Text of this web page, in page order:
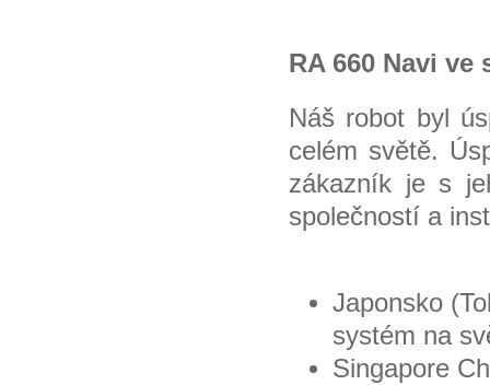
RA 660 Navi ve
Náš robot byl
celém světě.
zákazník je s
společností a
Japonsko
systém na
Singapore